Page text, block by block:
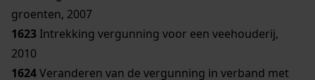
groenten, 2007
1623 Intrekking vergunning voor een veehouderij,
2010
1624Veranderen van de vergunning in verband met